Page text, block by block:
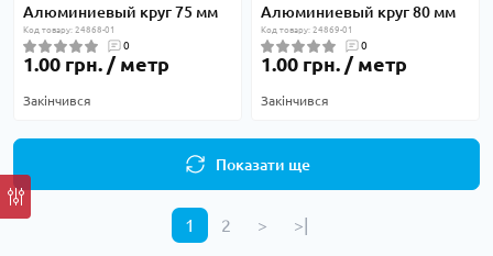
Алюминиевый круг 75 мм
Код товару: 24868-01
0
1.00 грн. / метр
Закінчився
Алюминиевый круг 80 мм
Код товару: 24869-01
0
1.00 грн. / метр
Закінчився
Показати ще
1 2 > >|